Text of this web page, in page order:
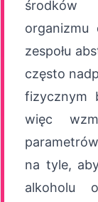
środków
organizmu
zespołu
często
fizycznym
więc
na tyle,
alkoholu